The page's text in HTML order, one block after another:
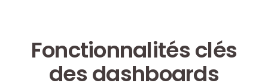
Fonctionnalités clés
des dashboards